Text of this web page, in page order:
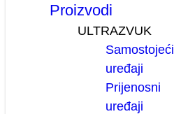
Proizvodi
ULTRAZVUK
Samostojeći
uređaji
Prijenosni
uređaji